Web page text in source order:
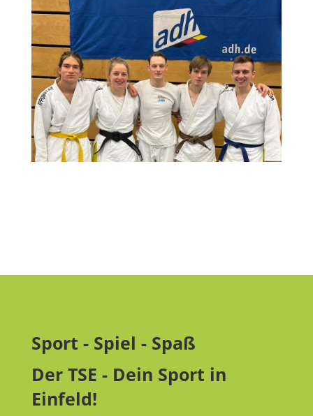
Sport - Spiel - Spaß
Der TSE - Dein Sport in
Einfeld!